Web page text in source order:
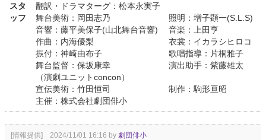
スタ
ッフ
翻訳・ドラマターグ：松本永実子
舞台美術：岡田志乃 照明：増子顕一(S.L.S)
音響：藤平美保子(山北舞台音響) 音楽：上田亨
作曲：内海優梨 衣裳：イカラシヒロコ
振付：神崎由布子 歌唱指導：片桐雅子
舞台監督：保坂康幸 演出助手：紫藤雄太
（演劇ユニットconcon）
宣伝美術：竹田恒司 制作：駒形亘昭
主催：株式会社劇団俳小
[情報提供] 2024/11/01 16:16 by 劇団俳小